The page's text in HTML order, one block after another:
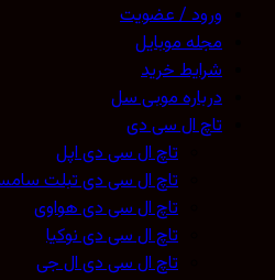
ورود / عضویت
مجله موبایل
شرایط خرید
درباره موبی سل
تاچ ال سی دی
تاچ ال سی دی اپل
تاچ ال سی دی تبلت سامسونگ
تاچ ال سی دی هواوی
تاچ ال سی دی نوکیا
تاچ ال سی دی ال جی